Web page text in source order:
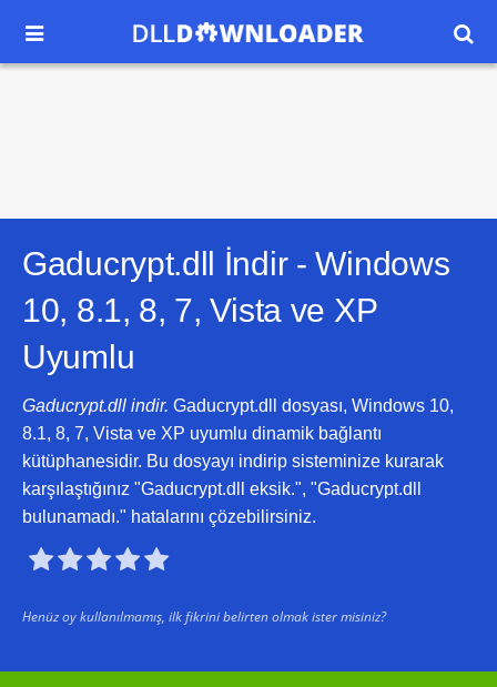
 
Gaducrypt.dll İndir -Windows
10, 8.1, 8, 7, Vista ve XP
Uyumlu
Gaducrypt.dll indir. Gaducrypt.dll dosyası, Windows 10,
8.1, 8, 7, Vista ve XP uyumlu dinamik bağlantı
kütüphanesidir. Bu dosyayı indirip sisteminize kurarak
karşılaştığınız "Gaducrypt.dll eksik.", "Gaducrypt.dll
bulunamadı." hatalarını çözebilirsiniz.

Henüz oy kullanılmamış, ilk fikrini belirten olmak ister misiniz?